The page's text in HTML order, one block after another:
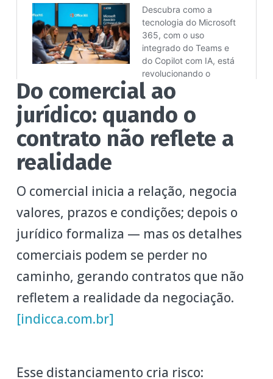
Do comercial ao
jurídico: quando o
contrato não reflete a
realidade
O comercial inicia a relação, negocia
valores, prazos e condições; depois o
jurídico formaliza — mas os detalhes
comerciais podem se perder no
caminho, gerando contratos que não
refletem a realidade da negociação.
[indicca.com.br]
Esse distanciamento cria risco: